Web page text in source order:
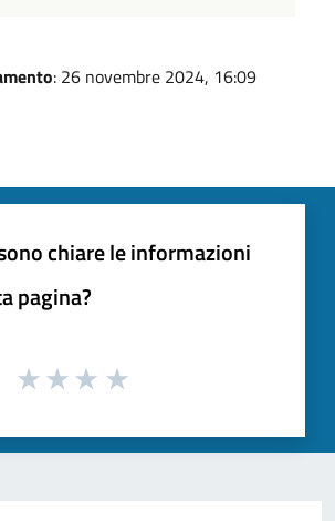
: 26 novembre 2024, 16:09
chiare le informazioni
pagina?